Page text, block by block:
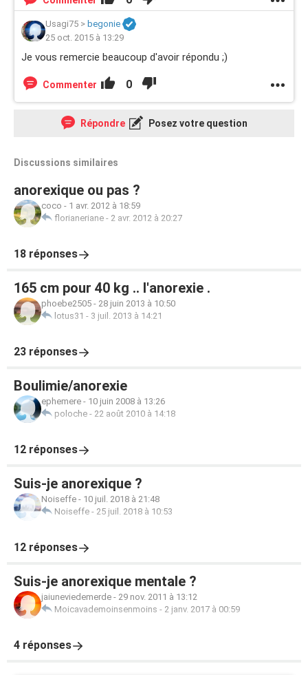
Usagi75 > begonie
25 oct. 2015 à 13:29
Je vous remercie beaucoup d'avoir répondu ;)
Commenter 0
Répondre Posez votre question
Discussions similaires
anorexique ou pas ?
coco - 1 avr. 2012 à 18:59
florianeriane - 2 avr. 2012 à 20:27
18 réponses
165 cm pour 40 kg .. l'anorexie .
phoebe2505 - 28 juin 2013 à 10:50
lotus31 - 3 juil. 2013 à 14:21
23 réponses
Boulimie/anorexie
ephemere - 10 juin 2008 à 13:26
poloche - 22 août 2010 à 14:18
12 réponses
Suis-je anorexique ?
Noiseffe - 10 juil. 2018 à 21:48
Noiseffe - 25 juil. 2018 à 10:53
12 réponses
Suis-je anorexique mentale ?
jaiuneviedemerde - 29 nov. 2011 à 13:12
Moicavademoinsenmoins - 2 janv. 2017 à 00:59
4 réponses